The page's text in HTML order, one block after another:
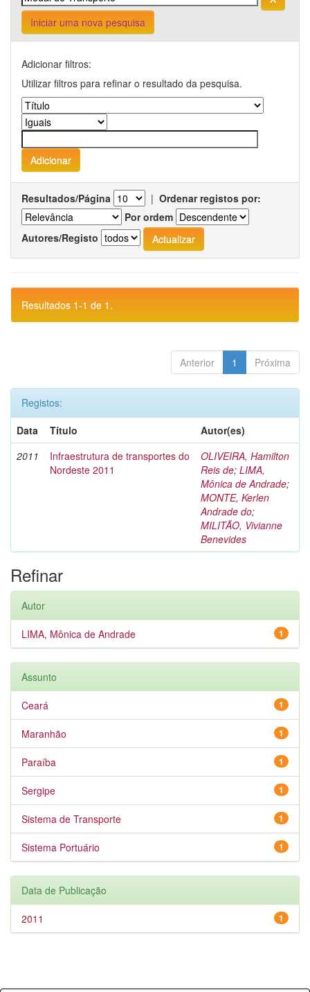
Iniciar uma nova pesquisa
Adicionar filtros:
Utilizar filtros para refinar o resultado da pesquisa.
Resultados/Página | Ordenar registos por:
Por ordem
Autores/Registo
Resultados 1-1 de 1.
Anterior 1 Próxima
Registos:
Data
Título
Autor(es)
2011
Infraestrutura de transportes do
Nordeste 2011
OLIVEIRA, Hamilton
Reis de; LIMA,
Mônica de Andrade;
MONTE, Kerlen
Andrade do;
MILITÃO, Vivianne
Benevides
Refinar
Autor
1
LIMA, Mônica de Andrade
Assunto
1
Ceará
1
Maranhão
1
Paraíba
1
Sergipe
1
Sistema de Transporte
1
Sistema Portuário
Data de Publicação
1
2011